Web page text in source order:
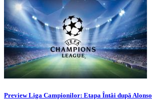
Preview Liga Campionilor: Etapa Întâi după Alonso